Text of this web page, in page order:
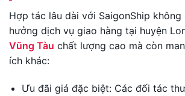
Hợp tác lâu dài với SaigonShip
hưởng dịch vụ giao hàng tại huyện
Vũng Tàu chất lượng cao mà còn
ích khác:
Ưu đãi giá đặc biệt: Các đối tác